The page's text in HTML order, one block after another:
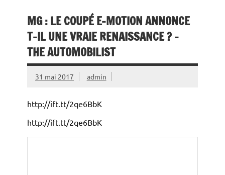
MG : LE COUPÉ E-MOTION ANNONCE
T-IL UNE VRAIE RENAISSANCE ? –
THE AUTOMOBILIST
31 mai 2017 admin
http://ift.tt/2qe6BbK
http://ift.tt/2qe6BbK